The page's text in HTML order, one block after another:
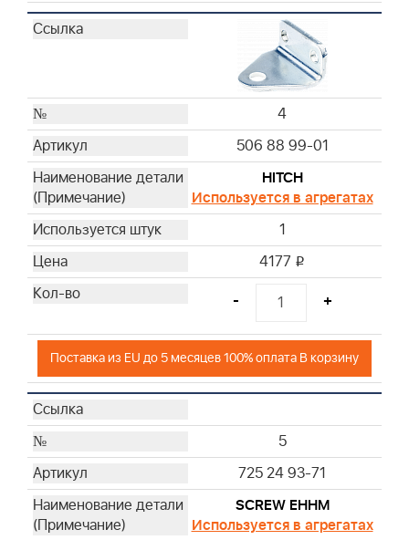
4
506 88 99-01
HITCH
Используется в агрегатах
1
4177 i
- +
Поставка из EU до 5 месяцев 100% оплата В корзину
5
725 24 93-71
SCREW EHHM
Используется в агрегатах